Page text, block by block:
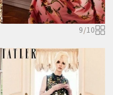
9/10